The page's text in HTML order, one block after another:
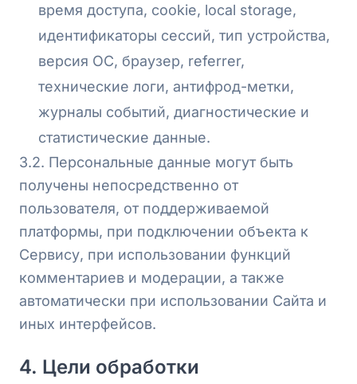
время доступа, cookie, local storage,
идентификаторы сессий, тип устройства,
версия ОС, браузер, referrer,
технические логи, антифрод-метки,
журналы событий, диагностические и
статистические данные.
3.2. Персональные данные могут быть
получены непосредственно от
пользователя, от поддерживаемой
платформы, при подключении объекта к
Сервису, при использовании функций
комментариев и модерации, а также
автоматически при использовании Сайта и
иных интерфейсов.
4. Цели обработки